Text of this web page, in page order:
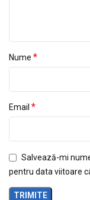
Nume *
Email *
Salvează-mi
pentru data viitoare